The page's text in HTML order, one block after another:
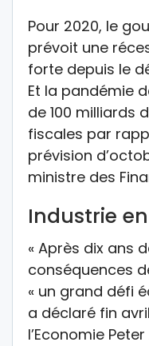
Pour 2020, le
prévoit une
forte depuis le
Et la pandémie
de 100 milliards
fiscales par
prévision
ministre des
Industrie
« Après dix ans
conséquences
« un grand défi
a déclaré fin
l’Economie